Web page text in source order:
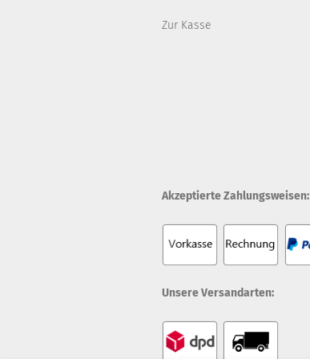
Zur Kasse
Akzeptierte Zahlungsweisen:
Unsere Versandarten: